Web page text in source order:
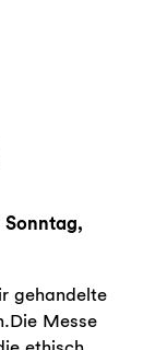
gehandelte
Messe